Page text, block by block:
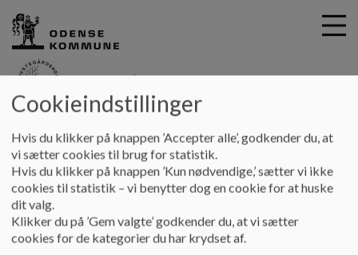
Provstegårdskolen
Kontakt Webtilgængelighed
Webtilgængelighed
Skolens hjemmeside har en lovpligtig
Cookieindstillinger
Hvis du klikker på knappen ’Accepter alle’, godkender du, at
vi sætter cookies til brug for statistik.
Hvis du klikker på knappen ’Kun nødvendige,’ sætter vi ikke
cookies til statistik – vi benytter dog en cookie for at huske
dit valg.
Klikker du på ’Gem valgte’ godkender du, at vi sætter
cookies for de kategorier du har krydset af.